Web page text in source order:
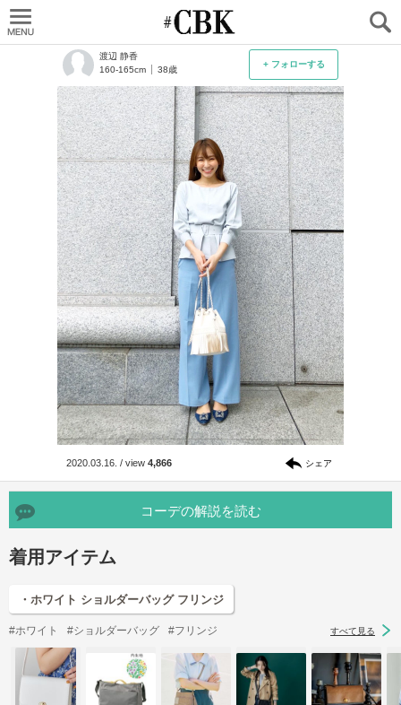
+ フォローする
渡辺 静香
160-165cm
38歳
2020.03.16. / view 4,866 シェア
コーデの解説を読む
着用アイテム
・ホワイト ショルダーバッグ フリンジ
#ホワイト #ショルダーバッグ #フリンジ すべて見る